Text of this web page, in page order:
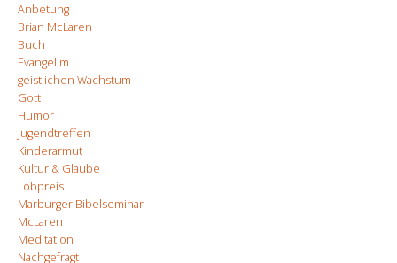
Anbetung
Brian McLaren
Buch
Evangelim
geistlichen Wachstum
Gott
Humor
Jugendtreffen
Kinderarmut
Kultur & Glaube
Lobpreis
Marburger Bibelseminar
McLaren
Meditation
Nachgefragt